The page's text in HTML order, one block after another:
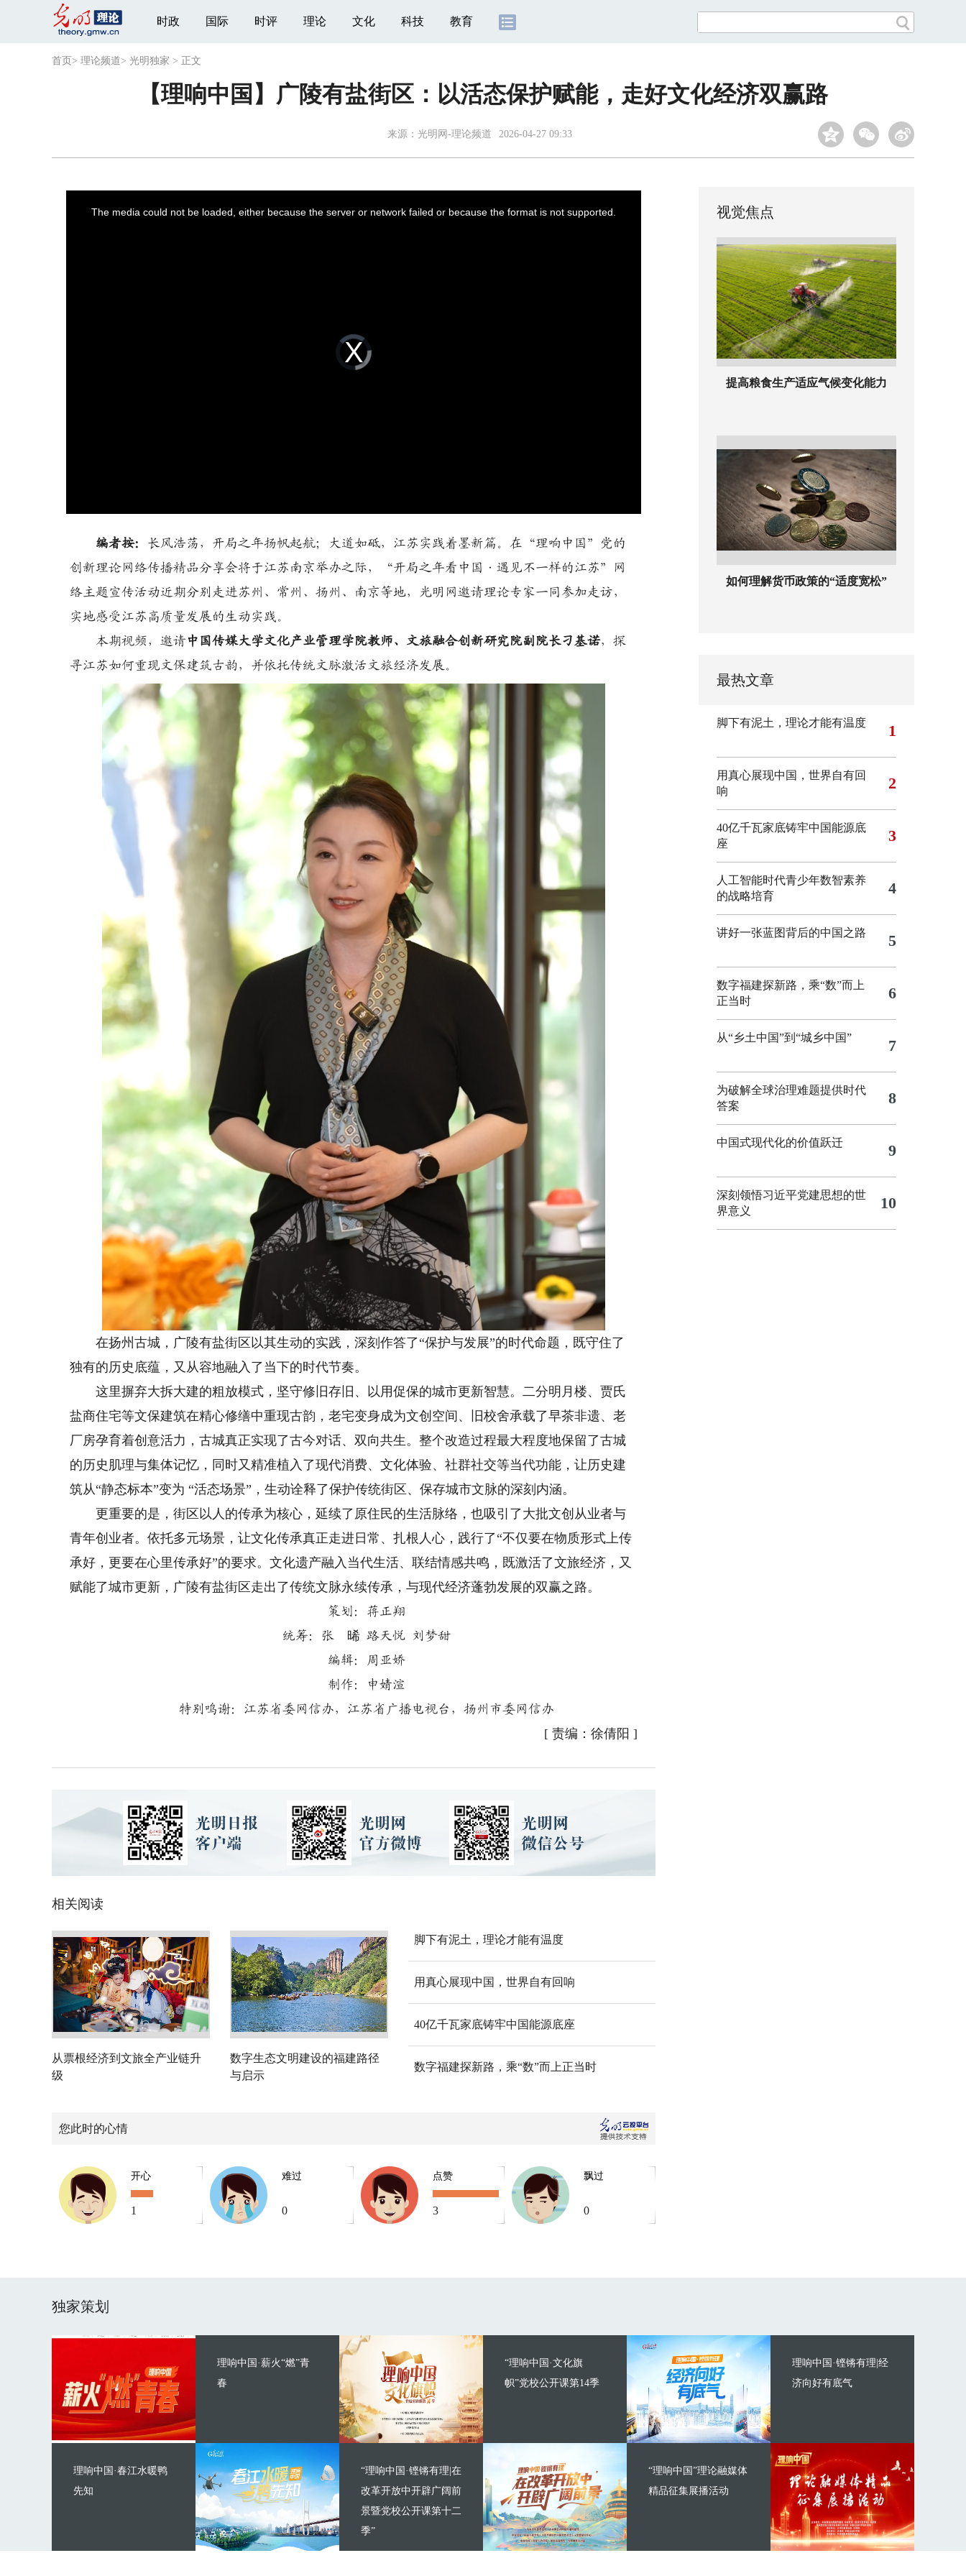
时政 国际 时评 理论 文化 科技 教育
首页 > 理论频道> 光明独家 > 正文
【理响中国】广陵有盐街区：以活态保护赋能，走好文化经济双赢路
来源： 光明网-理论频道 2026-04-27 09:33
Video
Player
loading.
The media could not be loaded, either because the server or network failed or because the format is not supported.
编者按： 长风浩荡，开局之年扬帆起航；大道如砥，江苏实践着墨新篇。在“理响中国”党的
创新理论网络传播精品分享会将于江苏南京举办之际，“开局之年看中国·遇见不一样的江苏”网
络主题宣传活动近期分别走进苏州、常州、扬州、南京等地，光明网邀请理论专家一同参加走访，
实地感受江苏高质量发展的生动实践。
本期视频，邀请中国传媒大学文化产业管理学院教师、文旅融合创新研究院副院长刁基诺，探
寻江苏如何重现文保建筑古韵，并依托传统文脉激活文旅经济发展。
在扬州古城，广陵有盐街区以其生动的实践，深刻作答了“保护与发展”的时代命题，既守住了
独有的历史底蕴，又从容地融入了当下的时代节奏。
这里摒弃大拆大建的粗放模式，坚守修旧存旧、以用促保的城市更新智慧。二分明月楼、贾氏
盐商住宅等文保建筑在精心修缮中重现古韵，老宅变身成为文创空间、旧校舍承载了早茶非遗、老
厂房孕育着创意活力，古城真正实现了古今对话、双向共生。整个改造过程最大程度地保留了古城
的历史肌理与集体记忆，同时又精准植入了现代消费、文化体验、社群社交等当代功能，让历史建
筑从“静态标本”变为 “活态场景”，生动诠释了保护传统街区、保存城市文脉的深刻内涵。
更重要的是，街区以人的传承为核心，延续了原住民的生活脉络，也吸引了大批文创从业者与
青年创业者。依托多元场景，让文化传承真正走进日常、扎根人心，践行了“不仅要在物质形式上传
承好，更要在心里传承好”的要求。文化遗产融入当代生活、联结情感共鸣，既激活了文旅经济，又
赋能了城市更新，广陵有盐街区走出了传统文脉永续传承，与现代经济蓬勃发展的双赢之路。
策划：蒋正翔
统筹：张 晞 路天悦 刘梦甜
编辑：周亚娇
制作：申婧渲
特别鸣谢：江苏省委网信办，江苏省广播电视台，扬州市委网信办
[ 责编：徐倩阳 ]
相关阅读
从票根经济到文旅全产业链升
级
数字生态文明建设的福建路径
与启示
脚下有泥土，理论才能有温度
用真心展现中国，世界自有回响
40亿千瓦家底铸牢中国能源底座
数字福建探新路，乘“数”而上正当时
您此时的心情
开心
1
难过
0
点赞
3
飘过
0
视觉焦点
提高粮食生产适应气候变化能力
如何理解货币政策的“适度宽松”
最热文章
脚下有泥土，理论才能有温度 1
用真心展现中国，世界自有回
响
2
40亿千瓦家底铸牢中国能源底
座
3
人工智能时代青少年数智素养
的战略培育
4
讲好一张蓝图背后的中国之路 5
数字福建探新路，乘“数”而上
正当时
6
从“乡土中国”到“城乡中国” 7
为破解全球治理难题提供时代
答案
8
中国式现代化的价值跃迁 9
深刻领悟习近平党建思想的世
界意义
10
独家策划
理响中国·薪火“燃”青
春
理响中国·春江水暖鸭
先知
“理响中国·文化旗
帜”党校公开课第14季
“理响中国·铿锵有理|在
改革开放中开辟广阔前
景暨党校公开课第十二
季”
理响中国·铿锵有理|经
济向好有底气
“理响中国”理论融媒体
精品征集展播活动